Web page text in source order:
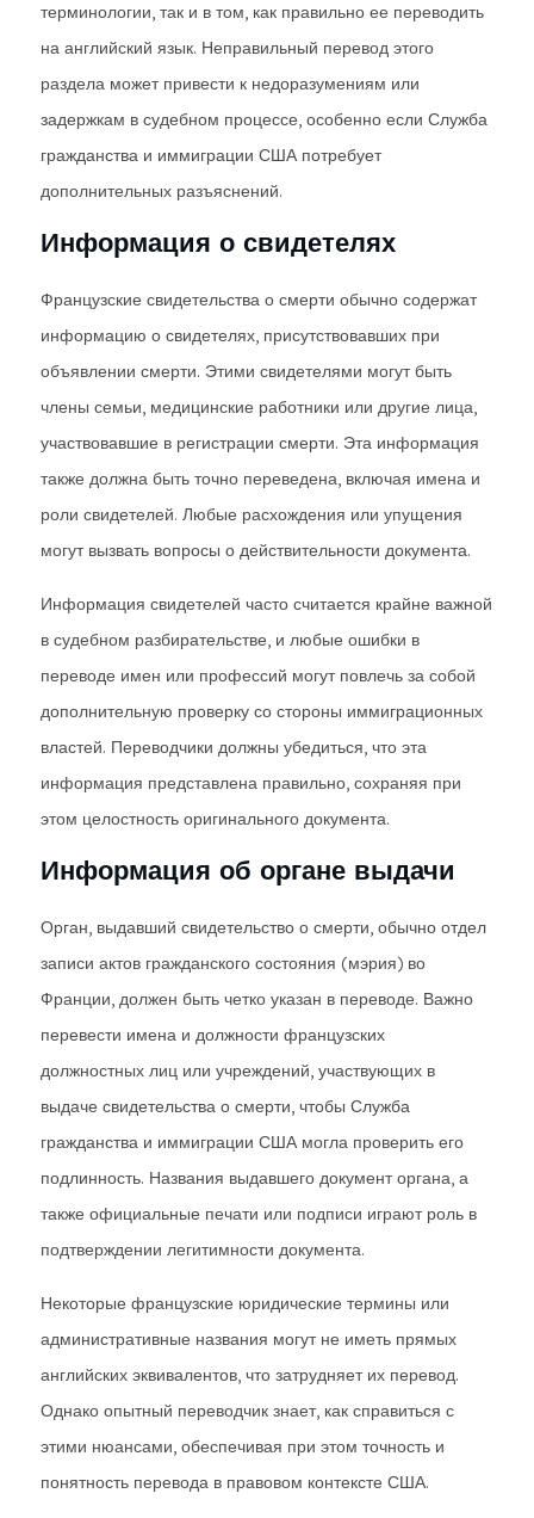
терминологии, так и в том, как правильно ее переводить
на английский язык. Неправильный перевод этого
раздела может привести к недоразумениям или
задержкам в судебном процессе, особенно если Служба
гражданства и иммиграции США потребует
дополнительных разъяснений.
Информация о свидетелях
Французские свидетельства о смерти обычно содержат
информацию о свидетелях, присутствовавших при
объявлении смерти. Этими свидетелями могут быть
члены семьи, медицинские работники или другие лица,
участвовавшие в регистрации смерти. Эта информация
также должна быть точно переведена, включая имена и
роли свидетелей. Любые расхождения или упущения
могут вызвать вопросы о действительности документа.
Информация свидетелей часто считается крайне важной
в судебном разбирательстве, и любые ошибки в
переводе имен или профессий могут повлечь за собой
дополнительную проверку со стороны иммиграционных
властей. Переводчики должны убедиться, что эта
информация представлена правильно, сохраняя при
этом целостность оригинального документа.
Информация об органе выдачи
Орган, выдавший свидетельство о смерти, обычно отдел
записи актов гражданского состояния (мэрия) во
Франции, должен быть четко указан в переводе. Важно
перевести имена и должности французских
должностных лиц или учреждений, участвующих в
выдаче свидетельства о смерти, чтобы Служба
гражданства и иммиграции США могла проверить его
подлинность. Названия выдавшего документ органа, а
также официальные печати или подписи играют роль в
подтверждении легитимности документа.
Некоторые французские юридические термины или
административные названия могут не иметь прямых
английских эквивалентов, что затрудняет их перевод.
Однако опытный переводчик знает, как справиться с
этими нюансами, обеспечивая при этом точность и
понятность перевода в правовом контексте США.